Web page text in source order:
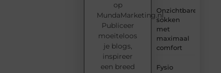
Onzichtbare
sokken
met
maximaal
comfort
Fysio
op
MundaMarketing.nl.
Publiceer
moeiteloos
je blogs,
inspireer
een breed